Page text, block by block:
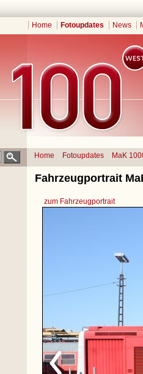
Home Fotoupdates News
Home Fotoupdates MaK
Fahrzeugportrait
zum Fahrzeugportrait